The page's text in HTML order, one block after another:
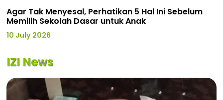
Agar Tak Menyesal, Perhatikan 5 Hal Ini Sebelum
Memilih Sekolah Dasar untuk Anak
10 July 2026
IZI News